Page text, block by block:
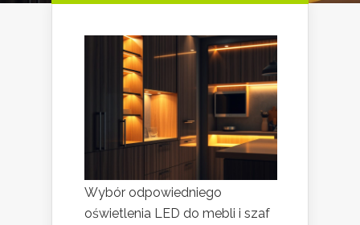
Wybór odpowiedniego
oświetlenia LED do mebli i szaf